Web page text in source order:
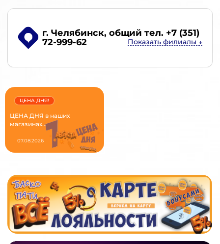
г. Челябинск, общий тел. +7 (351)
72-999-62
ЦЕНА ДНЯ в наших
магазинах...
ЦЕНА ДНЯ!
07.08.2026